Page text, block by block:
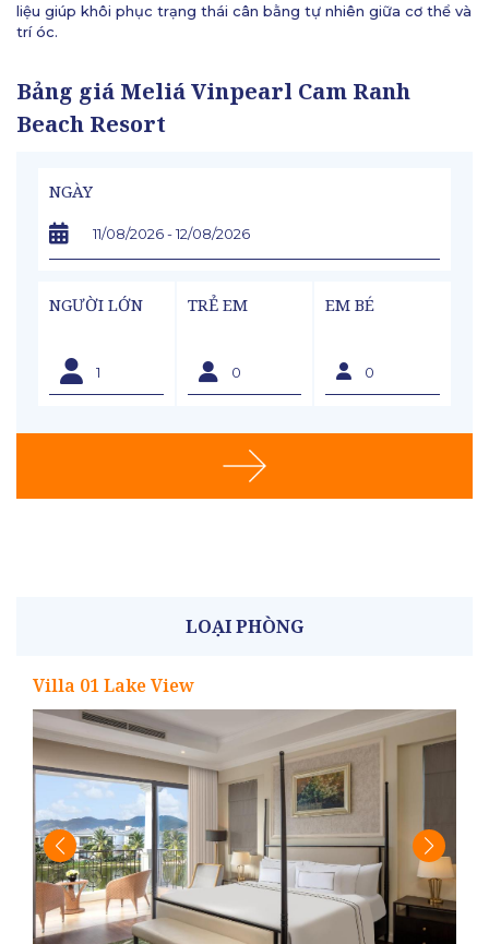
liệu giúp khôi phục trạng thái cân bằng tự nhiên giữa cơ thể và
trí óc.
Bảng giá Meliá Vinpearl Cam Ranh
Beach Resort
NGÀY
NGƯỜI LỚN TRẺ EM EM BÉ
LOẠI PHÒNG
Villa 01 Lake View